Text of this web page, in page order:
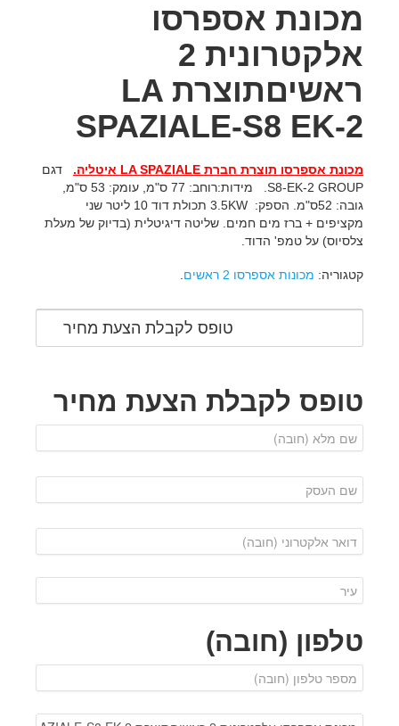
מכונת אספרסו
אלקטרונית 2
ראשיםתוצרת LA
SPAZIALE-S8 EK-2
מכונת אספרסו תוצרת חברת LA SPAZIALE איטליה.
דגם
S8-EK-2 GROUP. מידות:רוחב: 77 ס"מ, עומק: 53 ס"מ,
גובה: 52ס"מ. הספק: 3.5KW תכולת דוד 10 ליטר שני
מקציפים + ברז מים חמים. שליטה דיגיטלית (בדיוק של מעלת
צלסיוס) על טמפ' הדוד.
קטגוריה: מכונות אספרסו 2 ראשים
טופס לקבלת הצעת מחיר
טופס לקבלת הצעת מחיר
טלפון (חובה)